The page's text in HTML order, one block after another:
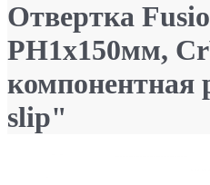
Отвертка
PH1x150мм,
компонентная
slip"